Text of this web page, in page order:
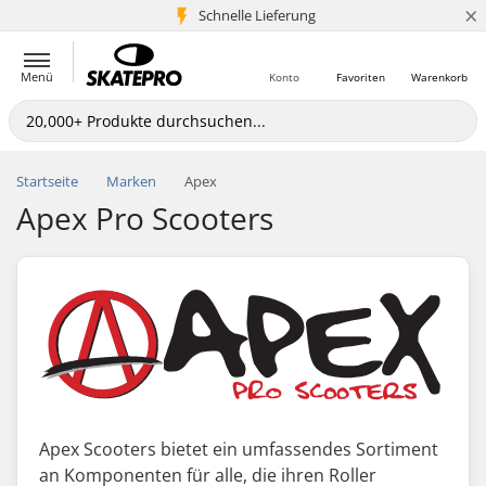
Schnelle Lieferung
5+ Mio. Kunden ×
Menü Warenkorb
Favoriten
Konto
Startseite Marken Apex
Apex Pro Scooters
Apex Scooters bietet ein umfassendes Sortiment
an Komponenten für alle, die ihren Roller